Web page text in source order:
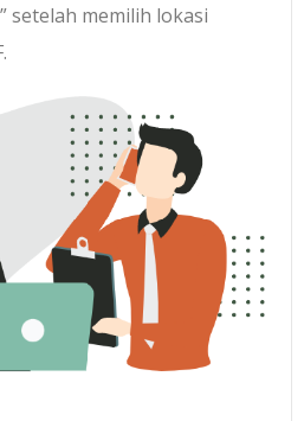
setelah memilih lokasi